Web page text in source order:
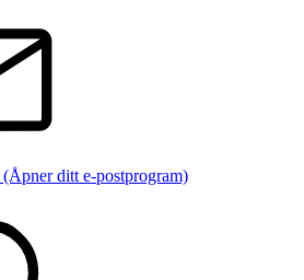
(Åpner ditt e-postprogram)